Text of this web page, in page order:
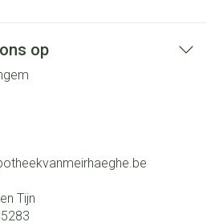
op
Tijn